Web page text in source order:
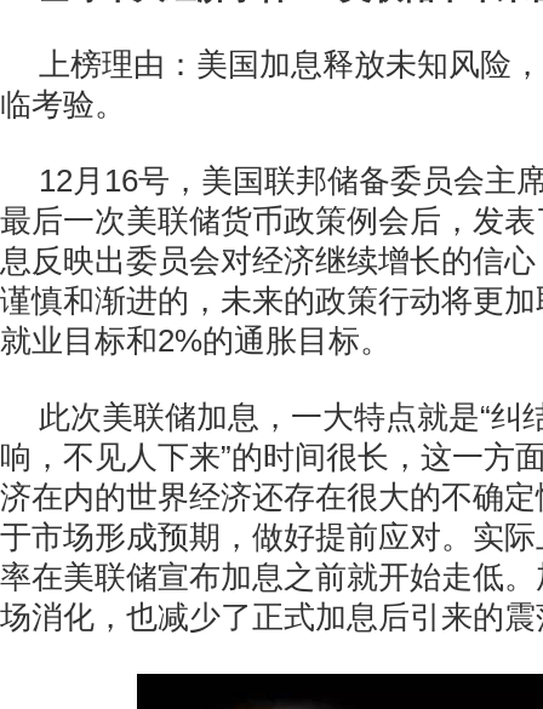
上榜理由：美国加息释放未知风险
临考验。
12月16号，美国联邦储备委员会主
最后一次美联储货币政策例会后，发
息反映出委员会对经济继续增长的信
谨慎和渐进的，未来的政策行动将更
就业目标和2%的通胀目标。
此次美联储加息，一大特点就是“纠
响，不见人下来”的时间很长，这一方
济在内的世界经济还存在很大的不确
于市场形成预期，做好提前应对。实
率在美联储宣布加息之前就开始走低
场消化，也减少了正式加息后引来的